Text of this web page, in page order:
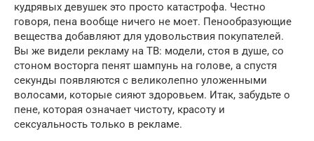
кудрявых девушек это просто катастрофа. Честно
говоря, пена вообще ничего не моет. Пенообразующие
вещества добавляют для удовольствия покупателей.
Вы же видели рекламу на ТВ: модели, стоя в душе, со
стоном восторга пенят шампунь на голове, а спустя
секунды появляются с великолепно уложенными
волосами, которые сияют здоровьем. Итак, забудьте о
пене, которая означает чистоту, красоту и
сексуальность только в рекламе.